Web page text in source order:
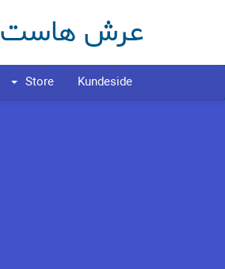
عرش هاست
Kundeside
Store